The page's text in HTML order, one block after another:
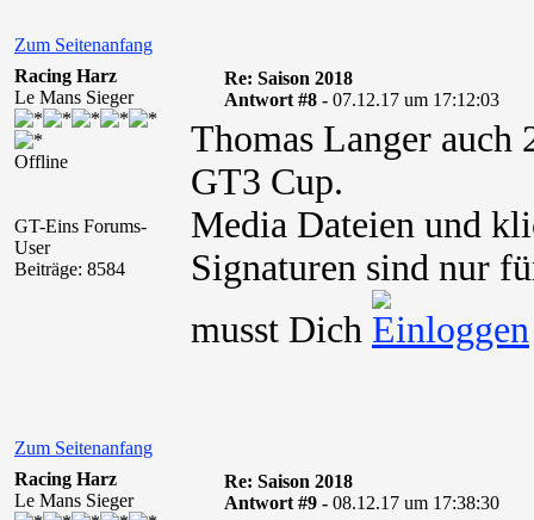
Zum Seitenanfang
Racing Harz
Le Mans Sieger
Offline
GT-Eins Forums-
User
Beiträge: 8584
Re: Saison 2018
Antwort #8 - 07.12.17 um 17:12:03
Thomas Langer auch
GT3 Cup.
Media Dateien und
Signaturen sind nur
musst Dich
Zum Seitenanfang
Racing Harz
Le Mans Sieger
Re: Saison 2018
Antwort #9 - 08.12.17 um 17:38:30